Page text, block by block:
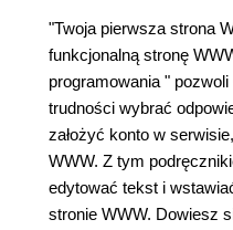
"Twoja pierwsza strona
funkcjonalną stronę
programowania "
trudności wybrać
założyć konto w
WWW. Z tym
edytować tekst i
stronie WWW. Dowiesz